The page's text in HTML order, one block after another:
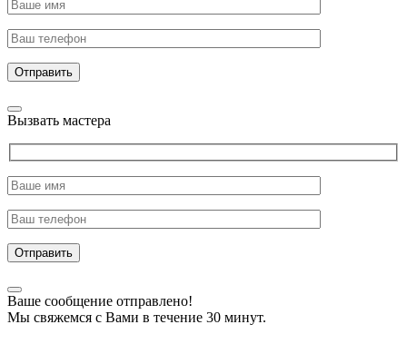
Отправить
Вызвать мастера
Отправить
Ваше сообщение отправлено!
Мы свяжемся с Вами в течение 30 минут.